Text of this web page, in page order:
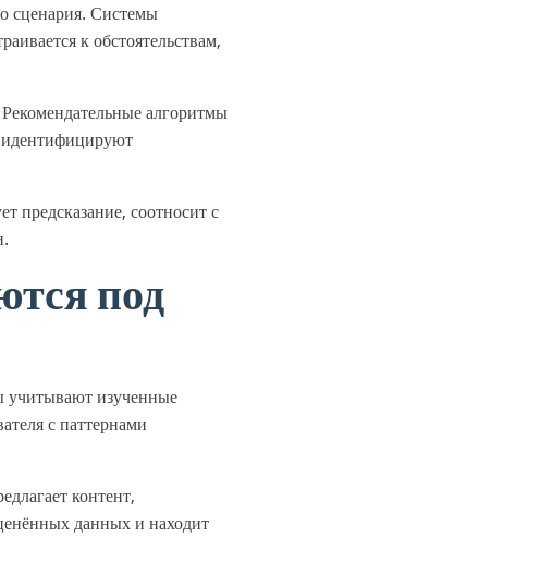
сценария. Системы
к обстоятельствам,
алгоритмы
предсказание, соотносит с
под
учитывают изученные
с паттернами
контент,
данных и находит